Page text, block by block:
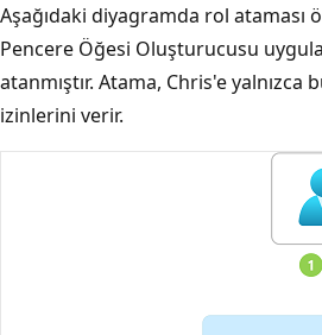
Aşağıdaki diyagramda rol
Pencere Öğesi Oluşturucusu
atanmıştır. Atama, Chris'e
izinlerini verir.